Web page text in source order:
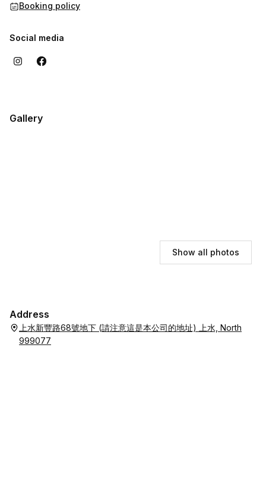
Booking policy
Social media
Gallery
Show all photos
Address
上水新豐路68號地下 (請注意這是本公司的地址) 上水, North
999077